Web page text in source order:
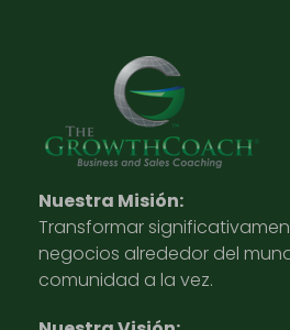
Nuestra Misión:
Transformar
negocios alrededor del
comunidad a la vez.